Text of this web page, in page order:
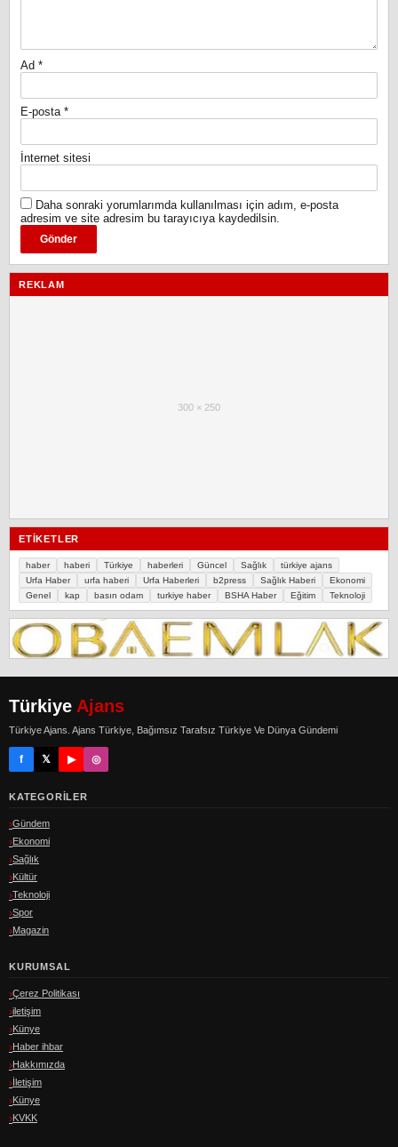
Ad *
E-posta *
İnternet sitesi
Daha sonraki yorumlarımda kullanılması için adım, e-posta
adresim ve site adresim bu tarayıcıya kaydedilsin.
REKLAM
300 × 250
ETIKETLER
haber haberi Türkiye haberleri Güncel Sağlık
türkiye ajans
Urfa Haber
urfa haberi Urfa Haberleri b2press Sağlık Haberi
Ekonomi
Genel
kap basın odam turkiye haber BSHA Haber Eğitim Teknoloji
Türkiye Ajans
Türkiye Ajans. Ajans Türkiye, Bağımsız Tarafsız Türkiye Ve Dünya Gündemi
f 𝕏 ▶ ◎
KATEGORILER
Gündem
Ekonomi
Sağlık
Kültür
Teknoloji
Spor
Magazin
KURUMSAL
Çerez Politikası
iletişim
Künye
Haber ihbar
Hakkımızda
İletişim
Künye
KVKK